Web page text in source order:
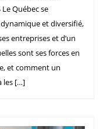
Le Québec se
et diversifié,
entreprises et d’un
sont ses forces en
et comment un
les […]